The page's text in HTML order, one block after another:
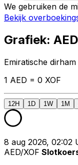
We gebruiken de
Bekijk
Grafiek:
Emiratische
1 AED = 0 XOF
12H 1D 1W 1M
8 aug 2026, 02:02
AED/XOF